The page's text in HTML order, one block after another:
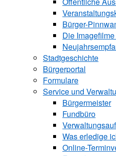
Bürger-
Die
Stadtgeschichte
Bürgerportal
Formulare
Service und
Bürgermeister
Fundbüro
Was erledige
Online-